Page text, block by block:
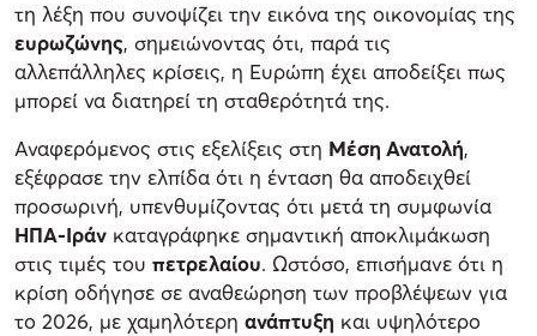
τη λέξη που συνοψίζει την εικόνα της οικονομίας της
ευρωζώνης, σημειώνοντας ότι, παρά τις
αλλεπάλληλες κρίσεις, η Ευρώπη έχει αποδείξει πως
μπορεί να διατηρεί τη σταθερότητά της.
Αναφερόμενος στις εξελίξεις στη Μέση Ανατολή,
εξέφρασε την ελπίδα ότι η ένταση θα αποδειχθεί
προσωρινή, υπενθυμίζοντας ότι μετά τη συμφωνία
ΗΠΑ-Ιράν καταγράφηκε σημαντική αποκλιμάκωση
στις τιμές του πετρελαίου. Ωστόσο, επισήμανε ότι η
κρίση οδήγησε σε αναθεώρηση των προβλέψεων για
το 2026, με χαμηλότερη ανάπτυξη και υψηλότερο